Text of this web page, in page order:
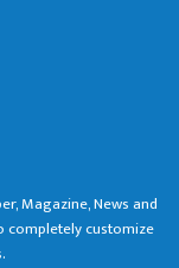
Magazine, News and
completely customize